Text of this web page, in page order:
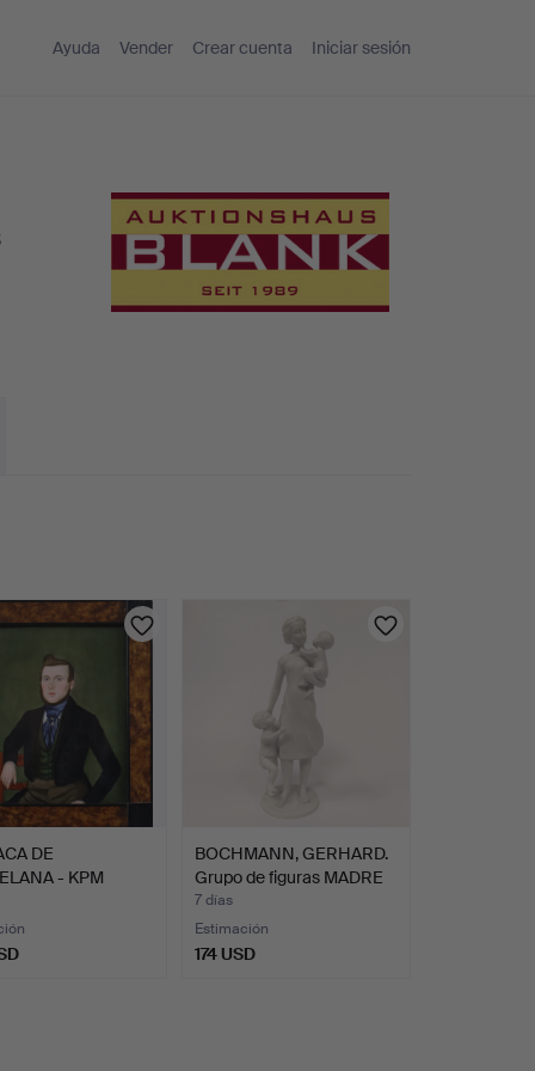
Ayuda Vender Crear cuenta Iniciar sesión
DE
- KPM
MEDIADOS …
BOCHMANN, GERHARD.
Grupo de figuras MADRE
…
7 días
Estimación
174 USD